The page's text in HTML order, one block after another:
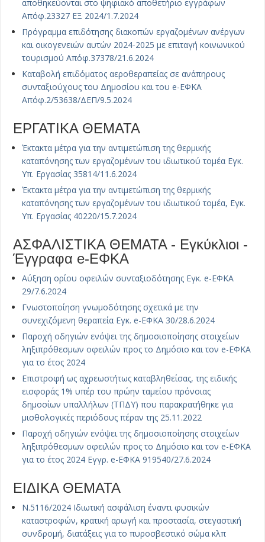
αποθηκεύονται στο ψηφιακό αποθετήριο εγγράφων
Απόφ.23327 ΕΞ 2024/1.7.2024
Πρόγραμμα επιδότησης διακοπών εργαζομένων ανέργων
και οικογενειών αυτών 2024-2025 με επιταγή κοινωνικού
τουρισμού Απόφ.37378/21.6.2024
Καταβολή επιδόματος αεροθεραπείας σε ανάπηρους
συνταξιούχους του Δημοσίου και του e-ΕΦΚΑ
Απόφ.2/53638/ΔΕΠ/9.5.2024
ΕΡΓΑΤΙΚΑ ΘΕΜΑΤΑ
Έκτακτα μέτρα για την αντιμετώπιση της θερμικής
καταπόνησης των εργαζομένων του ιδιωτικού τομέα Εγκ.
Υπ. Εργασίας 35814/11.6.2024
Έκτακτα μέτρα για την αντιμετώπιση της θερμικής
καταπόνησης των εργαζομένων του ιδιωτικού τομέα, Εγκ.
Υπ. Εργασίας 40220/15.7.2024
ΑΣΦΑΛΙΣΤΙΚΑ ΘΕΜΑΤΑ - Εγκύκλιοι -
Έγγραφα e-ΕΦΚΑ
Αύξηση ορίου οφειλών συνταξιοδότησης Εγκ. e-ΕΦΚΑ
29/7.6.2024
Γνωστοποίηση γνωμοδότησης σχετικά με την
συνεχιζόμενη θεραπεία Εγκ. e-ΕΦΚΑ 30/28.6.2024
Παροχή οδηγιών ενόψει της δημοσιοποίησης στοιχείων
ληξιπρόθεσμων οφειλών προς το Δημόσιο και τον e-ΕΦΚΑ
για το έτος 2024
Επιστροφή ως αχρεωστήτως καταβληθείσας, της ειδικής
εισφοράς 1% υπέρ του πρώην ταμείου πρόνοιας
δημοσίων υπαλλήλων (ΤΠΔΥ) που παρακρατήθηκε για
μισθολογικές περιόδους πέραν της 25.11.2022
Παροχή οδηγιών ενόψει της δημοσιοποίησης στοιχείων
ληξιπρόθεσμων οφειλών προς το Δημόσιο και τον e-ΕΦΚΑ
για το έτος 2024 Εγγρ. e-ΕΦΚΑ 919540/27.6.2024
ΕΙΔΙΚΑ ΘΕΜΑΤΑ
Ν.5116/2024 Ιδιωτική ασφάλιση έναντι φυσικών
καταστροφών, κρατική αρωγή και προστασία, στεγαστική
συνδρομή, διατάξεις για το πυροσβεστικό σώμα κλπ